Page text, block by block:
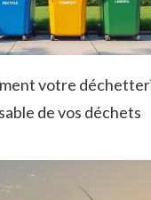
votre
de vos déchets